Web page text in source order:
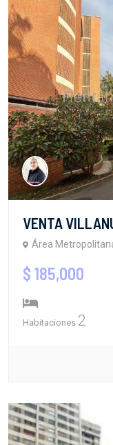
VENTA
Área
$ 185,000
Habitaciones 2